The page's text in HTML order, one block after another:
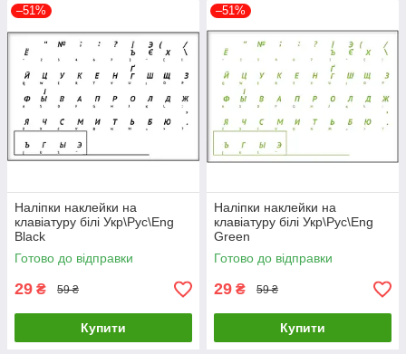
–51%
Наліпки наклейки на
клавіатуру білі Укр\Рус\Eng
Black
Готово до відправки
29 ₴ 59 ₴
Купити
–51%
Наліпки наклейки на
клавіатуру білі Укр\Рус\Eng
Green
Готово до відправки
29 ₴ 59 ₴
Купити